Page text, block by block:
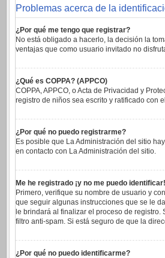
Problemas acerca de la
¿Por qué me tengo que registrar?
No está obligado a hacerlo, la decisión la
ventajas que como usuario invitado no
¿Qué es COPPA? (APPCO)
COPPA, APPCO, o Acta de Privacidad y
registro de niños sea escrito y ratificado con
¿Por qué no puedo registrarme?
Es posible que La Administración del sitio
en contacto con La Administración del sitio.
Me he registrado ¡y no me puedo identificar!
Primero, verifique su nombre de usuario y
que seguir algunas instrucciones que se le
le brindará al finalizar el proceso de
filtro anti-spam. Si está seguro de que la
¿Por qué no puedo identificarme?